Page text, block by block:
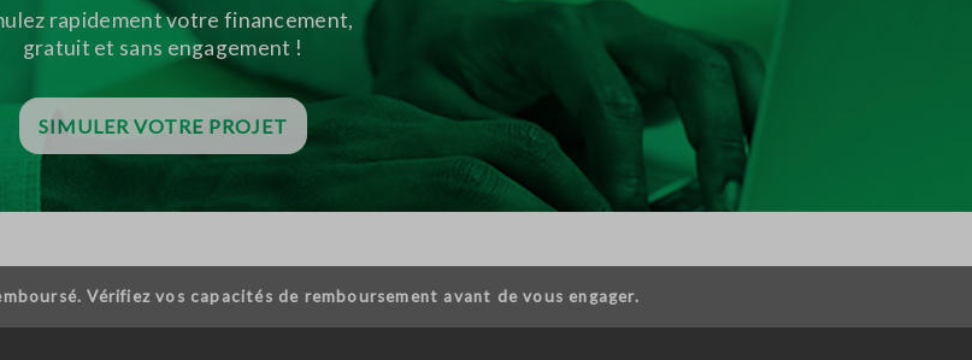
rapidement votre financement,
gratuit et sans engagement !
SIMULER VOTRE PROJET
Vérifiez vos capacités de remboursement avant de vous engager.